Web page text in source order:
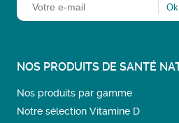
NOS PRODUITS DE SANTÉ
Nos produits par gamme
Notre sélection Vitamine D